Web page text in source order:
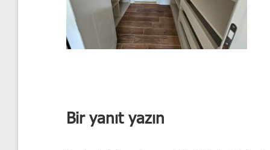
Bir yanıt yazın